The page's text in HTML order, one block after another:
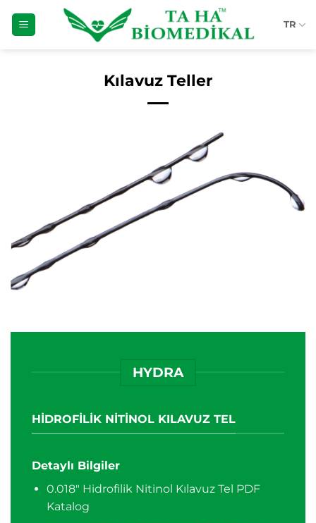
atla
TR
Kılavuz Teller
HYDRA
HİDROFİLİK NİTİNOL KILAVUZ TEL
Detaylı Bilgiler
0.018″ Hidrofilik Nitinol Kılavuz Tel PDF
Katalog